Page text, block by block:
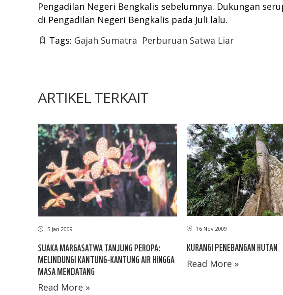
Pengadilan Negeri Bengkalis sebelumnya. Dukungan
di Pengadilan Negeri Bengkalis pada Juli lalu.
Tags: Gajah Sumatra Perburuan Satwa Liar
ARTIKEL TERKAIT
5 Jan 2009
SUAKA MARGASATWA TANJUNG PEROPA:
MELINDUNGI KANTUNG-KANTUNG AIR HINGGA
MASA MENDATANG
Read More »
16 Nov 2009
KURANGI PENEBANGAN HUTAN
Read More »